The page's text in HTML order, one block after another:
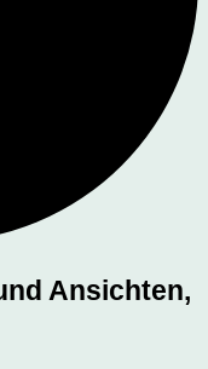
Ansichten,